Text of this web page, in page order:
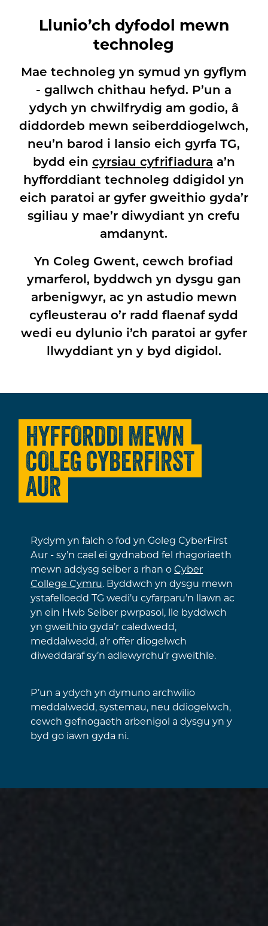
Llunio’ch dyfodol mewn
technoleg
Mae technoleg yn symud yn gyflym
- gallwch chithau hefyd. P’un a
ydych yn chwilfrydig am godio, â
diddordeb mewn seiberddiogelwch,
neu’n barod i lansio eich gyrfa TG,
bydd ein cyrsiau cyfrifiadura a’n
hyfforddiant technoleg ddigidol yn
eich paratoi ar gyfer gweithio gyda’r
sgiliau y mae’r diwydiant yn crefu
amdanynt.
Yn Coleg Gwent, cewch brofiad
ymarferol, byddwch yn dysgu gan
arbenigwyr, ac yn astudio mewn
cyfleusterau o’r radd flaenaf sydd
wedi eu dylunio i’ch paratoi ar gyfer
llwyddiant yn y byd digidol.
HYFFORDDI MEWN
COLEG CYBERFIRST
AUR
Rydym yn falch o fod yn Goleg CyberFirst
Aur - sy’n cael ei gydnabod fel rhagoriaeth
mewn addysg seiber a rhan oCyber
College Cymru. Byddwch yn dysgu mewn
ystafelloedd TG wedi’u cyfarparu’n llawn ac
yn ein Hwb Seiber pwrpasol, lle byddwch
yn gweithio gyda’r caledwedd,
meddalwedd, a’r offer diogelwch
diweddaraf sy’n adlewyrchu’r gweithle.
P’un a ydych yn dymuno archwilio
meddalwedd, systemau, neu ddiogelwch,
cewch gefnogaeth arbenigol a dysgu yn y
byd go iawn gyda ni.